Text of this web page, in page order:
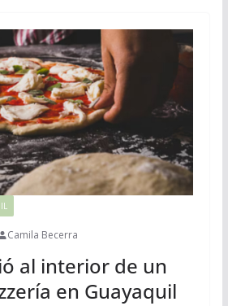
Camila Becerra
al interior de un
en Guayaquil